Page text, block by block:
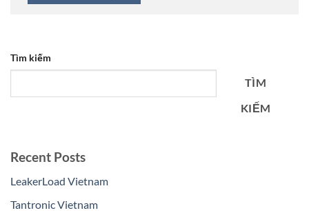
Tìm kiếm
TÌM
KIẾM
Recent Posts
LeakerLoad Vietnam
Tantronic Vietnam